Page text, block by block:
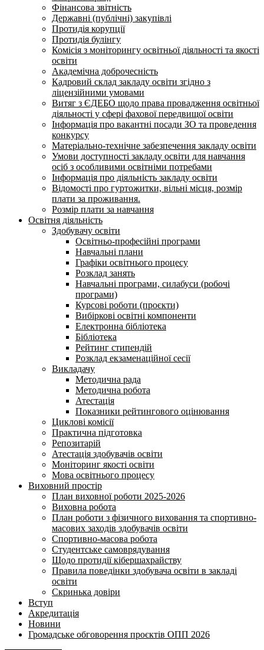
Фінансова звітність
Державні (публічні) закупівлі
Протидія корупції
Протидія булінгу
Комісія з моніторингу освітньої діяльності та якості
освіти
Академічна доброчесність
Кадровий склад закладу освіти згідно з
ліцензійними умовами
Витяг з ЄДЕБО щодо права провадження освітньої
діяльності у сфері фахової передвищої освіти
Інформація про вакантні посади ЗО та проведення
конкурсу
Матеріально-технічне забезпечення закладу освіти
Умови доступності закладу освіти для навчання
осіб з особливими освітніми потребами
Інформація про діяльність закладу освіти
Відомості про гуртожитки, вільні місця, розмір
плати за проживання.
Розмір плати за навчання
Освітня діяльність
Здобувачу освіти
Освітньо-професійні програми
Навчальні плани
Графіки освітнього процесу
Розклад занять
Навчальні програми, силабуси (робочі
програми)
Курсові роботи (проєкти)
Вибіркові освітні компоненти
Електронна бібліотека
Бібліотека
Рейтинг стипендій
Розклад екзаменаційної сесії
Викладачу
Методична рада
Методична робота
Атестація
Показники рейтингового оцінювання
Циклові комісії
Практична підготовка
Репозитарій
Атестація здобувачів освіти
Моніторинг якості освіти
Мова освітнього процесу
Виховний простір
План виховної роботи 2025-2026
Виховна робота
План роботи з фізичного виховання та спортивно-
масових заходів здобувачів освіти
Спортивно-масова робота
Студентське самоврядування
Щодо протидії кібершахрайству
Правила поведінки здобувача освіти в закладі
освіти
Скринька довіри
Вступ
Акредитація
Новини
Громадське обговорення проєктів ОПП 2026